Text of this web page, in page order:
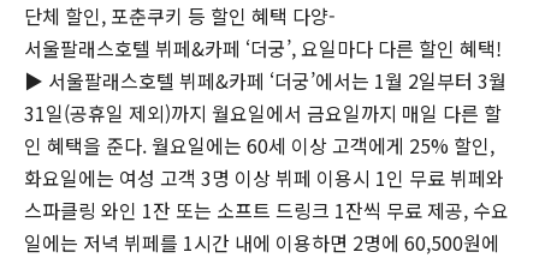
단체 할인, 포춘쿠키 등 할인 혜택 다양-
서울팔래스호텔 뷔페&카페 ‘더궁’, 요일마다 다른 할인 혜택!
▶ 서울팔래스호텔 뷔페&카페 ‘더궁’에서는 1월 2일부터 3월
31일(공휴일 제외)까지 월요일에서 금요일까지 매일 다른 할
인 혜택을 준다. 월요일에는 60세 이상 고객에게 25% 할인,
화요일에는 여성 고객 3명 이상 뷔페 이용시 1인 무료 뷔페와
스파클링 와인 1잔 또는 소프트 드링크 1잔씩 무료 제공, 수요
일에는 저녁 뷔페를 1시간 내에 이용하면 2명에 60,500원에